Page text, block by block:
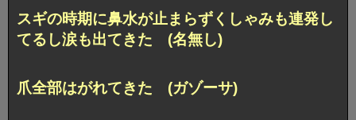
スギの時期に鼻水が止まらずくしゃみも連発し
てるし涙も出てきた (名無し)
爪全部はがれてきた (ガゾーサ)